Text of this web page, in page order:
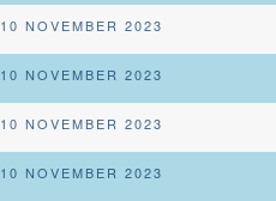
10 NOVEMBER 2023
10 NOVEMBER 2023
10 NOVEMBER 2023
10 NOVEMBER 2023